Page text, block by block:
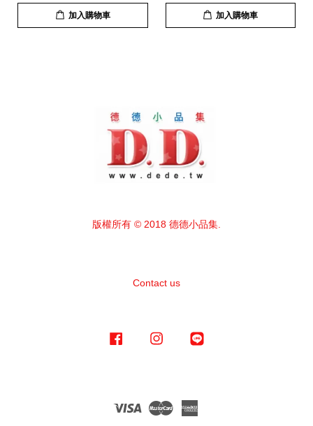
加入購物車 加入購物車
版權所有 © 2018 德德小品集.
Contact us
Facebook Instagram
Visa Master